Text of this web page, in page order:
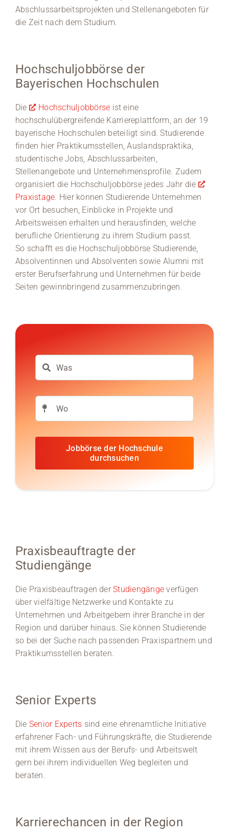
Abschlussarbeitsprojekten und Stellenangeboten für
die Zeit nach dem Studium.
Hochschuljobbörse der
Bayerischen Hochschulen
Die Hochschuljobbörse ist eine
hochschulübergreifende Karriereplattform, an der 19
bayerische Hochschulen beteiligt sind. Studierende
finden hier Praktikumsstellen, Auslandspraktika,
studentische Jobs, Abschlussarbeiten,
Stellenangebote und Unternehmensprofile. Zudem
organisiert die Hochschuljobbörse jedes Jahr die
Praxistage. Hier können Studierende Unternehmen
vor Ort besuchen, Einblicke in Projekte und
Arbeitsweisen erhalten und herausfinden, welche
berufliche Orientierung zu ihrem Studium passt.
So schafft es die Hochschuljobbörse Studierende,
Absolventinnen und Absolventen sowie Alumni mit
erster Berufserfahrung und Unternehmen für beide
Seiten gewinnbringend zusammenzubringen.
Jobbörse der Hochschule
durchsuchen
Praxisbeauftragte der
Studiengänge
Die Praxisbeauftragen derStudiengänge verfügen
über vielfältige Netzwerke und Kontakte zu
Unternehmen und Arbeitgebern ihrer Branche in der
Region und darüber hinaus. Sie können Studierende
so bei der Suche nach passenden Praxispartnern und
Praktikumsstellen beraten.
Senior Experts
Die Senior Experts sind eine ehrenamtliche Initiative
erfahrener Fach- und Führungskräfte, die Studierende
mit ihrem Wissen aus der Berufs- und Arbeitswelt
gern bei ihrem individuellen Weg begleiten und
beraten.
Karrierechancen in der Region